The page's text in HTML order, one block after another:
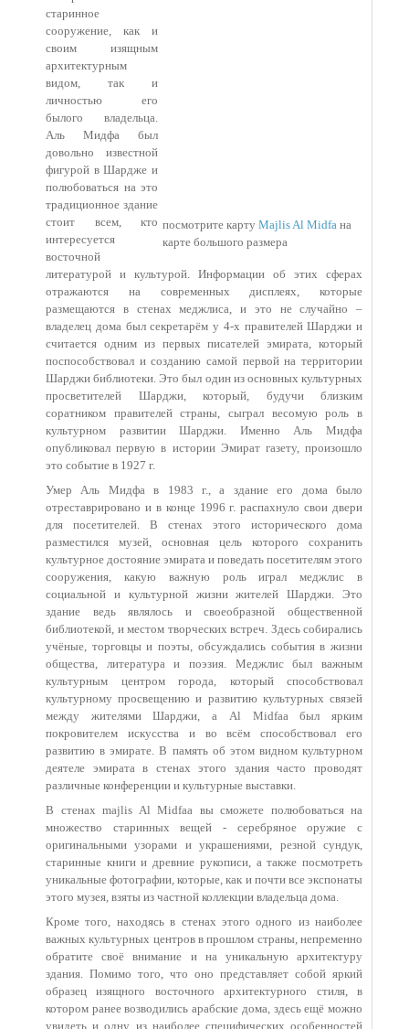
посмотрите карту Majlis Al Midfa на
карте большого размера
старинное
сооружение, как и
своим изящным
архитектурным
видом, так и
личностью его
былого владельца.
Аль Мидфа был
довольно известной
фигурой в Шардже и
полюбоваться на это
традиционное здание
стоит всем, кто
интересуется
восточной
литературой и культурой. Информации об этих сферах
отражаются на современных дисплеях, которые
размещаются в стенах меджлиса, и это не случайно –
владелец дома был секретарём у 4-х правителей Шарджи и
считается одним из первых писателей эмирата, который
поспособствовал и созданию самой первой на территории
Шарджи библиотеки. Это был один из основных культурных
просветителей Шарджи, который, будучи близким
соратником правителей страны, сыграл весомую роль в
культурном развитии Шарджи. Именно Аль Мидфа
опубликовал первую в истории Эмират газету, произошло
это событие в 1927 г.
Умер Аль Мидфа в 1983 г., а здание его дома было
отреставрировано и в конце 1996 г. распахнуло свои двери
для посетителей. В стенах этого исторического дома
разместился музей, основная цель которого сохранить
культурное достояние эмирата и поведать посетителям этого
сооружения, какую важную роль играл меджлис в
социальной и культурной жизни жителей Шарджи. Это
здание ведь являлось и своеобразной общественной
библиотекой, и местом творческих встреч. Здесь собирались
учёные, торговцы и поэты, обсуждались события в жизни
общества, литература и поэзия. Меджлис был важным
культурным центром города, который способствовал
культурному просвещению и развитию культурных связей
между жителями Шарджи, а Al Midfaa был ярким
покровителем искусства и во всём способствовал его
развитию в эмирате. В память об этом видном культурном
деятеле эмирата в стенах этого здания часто проводят
различные конференции и культурные выставки.
В стенах majlis Al Midfaa вы сможете полюбоваться на
множество старинных вещей - серебряное оружие с
оригинальными узорами и украшениями, резной сундук,
старинные книги и древние рукописи, а также посмотреть
уникальные фотографии, которые, как и почти все экспонаты
этого музея, взяты из частной коллекции владельца дома.
Кроме того, находясь в стенах этого одного из наиболее
важных культурных центров в прошлом страны, непременно
обратите своё внимание и на уникальную архитектуру
здания. Помимо того, что оно представляет собой яркий
образец изящного восточного архитектурного стиля, в
котором ранее возводились арабские дома, здесь ещё можно
увидеть и одну из наиболее специфических особенностей